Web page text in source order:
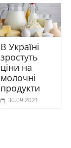
В Україні
зростуть
ціни на
молочні
продукти
30.09.2021